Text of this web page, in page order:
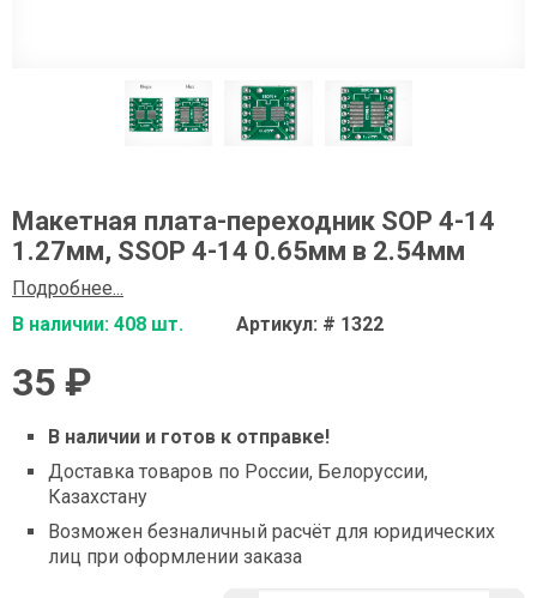
Макетная плата-переходник SOP 4-14
1.27мм, SSOP 4-14 0.65мм в 2.54мм
Подробнее...
В наличии: 408 шт.
Артикул: # 1322
35 ₽
В наличии и готов к отправке!
Доставка товаров по России, Белоруссии,
Казахстану
Возможен безналичный расчёт для юридических
лиц при оформлении заказа